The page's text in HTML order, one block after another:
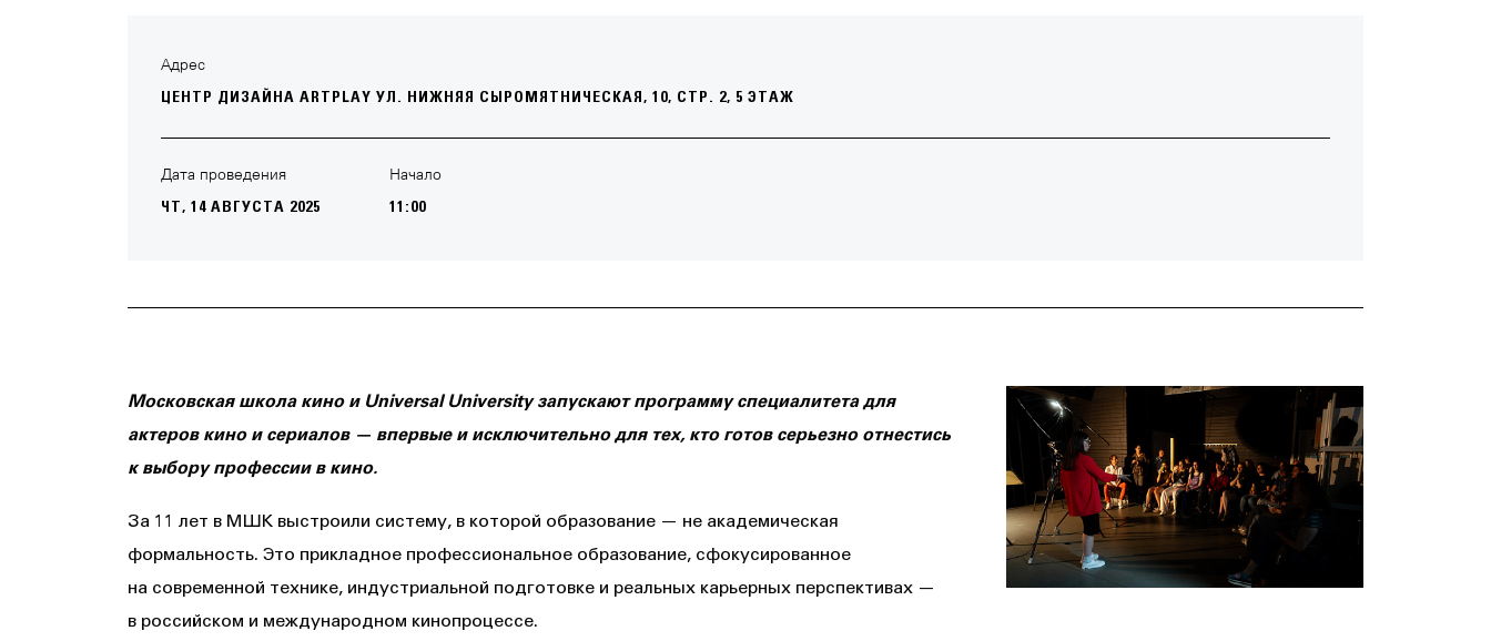
Адрес
ЦЕНТР ДИЗАЙНА ARTPLAY УЛ. НИЖНЯЯ СЫРОМЯТНИЧЕСКАЯ, 10, СТР. 2, 5 ЭТАЖ
Дата проведения
ЧТ, 14 АВГУСТА 2025
Начало
11:00
Московская школа кино и Universal University запускают программу специалитета для
актеров кино и сериалов — впервые и исключительно для тех, кто готов серьезно отнестись
к выбору профессии в кино.
За 11 лет в МШК выстроили систему, в которой образование — не академическая
формальность. Это прикладное профессиональное образование, сфокусированное
на современной технике, индустриальной подготовке и реальных карьерных перспективах —
в российском и международном кинопроцессе.